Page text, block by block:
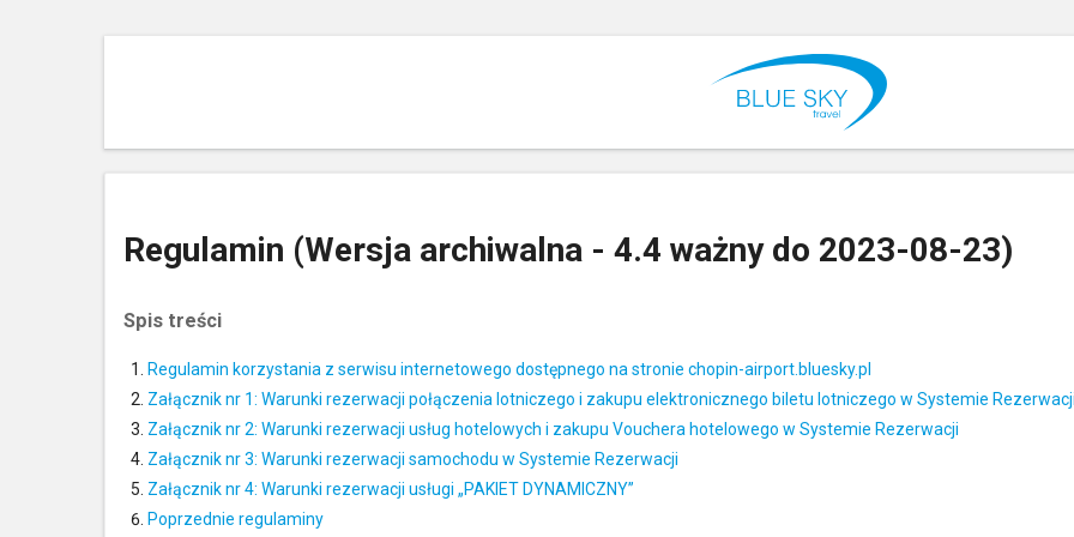
Regulamin (Wersja archiwalna - 4.4 ważny do 2023-08-23)
Spis treści
Regulamin korzystania z serwisu internetowego dostępnego na stronie chopin-airport.bluesky.pl
Załącznik nr 1: Warunki rezerwacji połączenia lotniczego i zakupu elektronicznego biletu lotniczego w Systemie
Załącznik nr 2: Warunki rezerwacji usług hotelowych i zakupu Vouchera hotelowego w Systemie Rezerwacji
Załącznik nr 3: Warunki rezerwacji samochodu w Systemie Rezerwacji
Załącznik nr 4: Warunki rezerwacji usługi „PAKIET DYNAMICZNY”
Poprzednie regulaminy